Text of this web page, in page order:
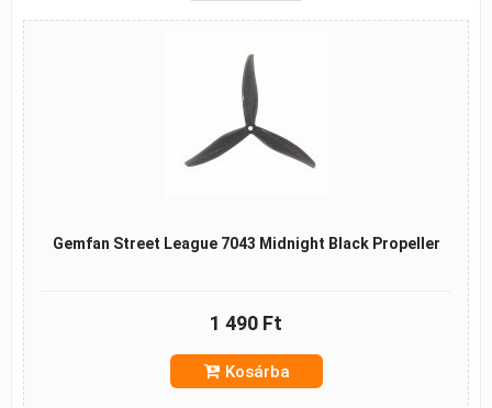
Gemfan Street League 7043 Midnight Black Propeller
1 490 Ft
Kosárba